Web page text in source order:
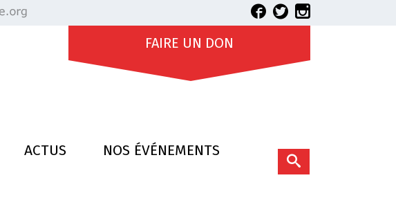
FAIRE UN DON
ACTUS
NOS ÉVÉNEMENTS